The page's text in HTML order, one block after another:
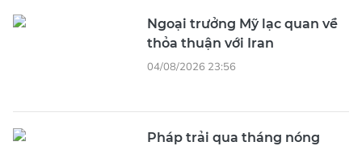
Ngoại trưởng Mỹ lạc quan về
thỏa thuận với Iran
04/08/2026 23:56
Pháp trải qua tháng nóng